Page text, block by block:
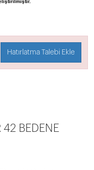
BEDENE
KAYNAKLI